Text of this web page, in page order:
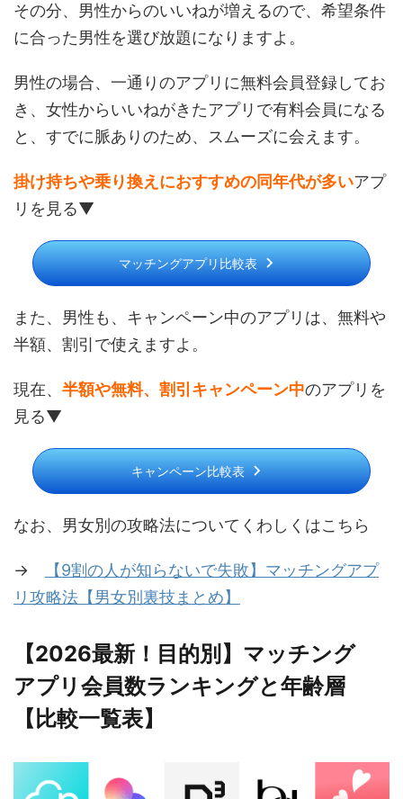
その分、男性からのいいねが増えるので、希望条件
に合った男性を選び放題になりますよ。
男性の場合、一通りのアプリに無料会員登録してお
き、女性からいいねがきたアプリで有料会員になる
と、すでに脈ありのため、スムーズに会えます。
掛け持ちや乗り換えにおすすめの同年代が多いアプ
リを見る▼
マッチングアプリ比較表
また、男性も、キャンペーン中のアプリは、無料や
半額、割引で使えますよ。
現在、 半額や無料、割引キャンペーン中のアプリを
見る▼
キャンペーン比較表
なお、男女別の攻略法についてくわしくはこちら
→
【9割の人が知らないで失敗】マッチングアプ
リ攻略法【男女別裏技まとめ】
【2026最新！目的別】マッチング
アプリ会員数ランキングと年齢層
【比較一覧表】